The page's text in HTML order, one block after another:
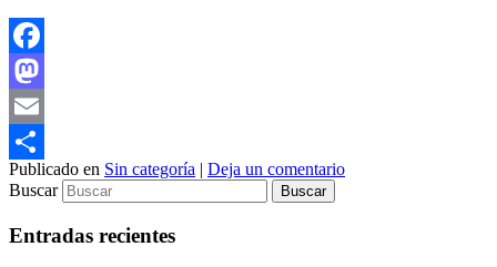
Facebook
Mastodon
Email
Compartir
Publicado en Sin categoría | Deja un comentario
Buscar
Entradas recientes